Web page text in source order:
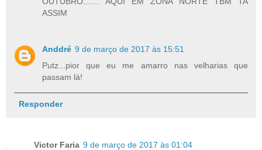
ASSIM
Anddré 9 de março de 2017 às 15:51
Putz...pior que eu me amarro nas velharias que
passam lá!
Responder
Victor Faria 9 de março de 2017 às 01:04